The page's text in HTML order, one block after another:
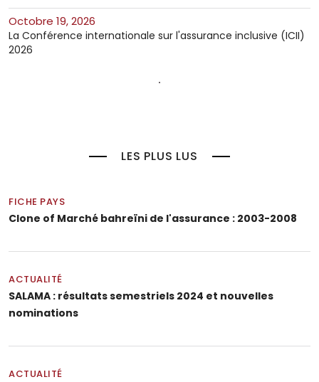
octobre 19, 2026
La Conférence internationale sur l'assurance inclusive (ICII)
2026
LES PLUS LUS
FICHE PAYS
Clone of Marché bahreïni de l'assurance : 2003-2008
ACTUALITÉ
SALAMA : résultats semestriels 2024 et nouvelles
nominations
ACTUALITÉ